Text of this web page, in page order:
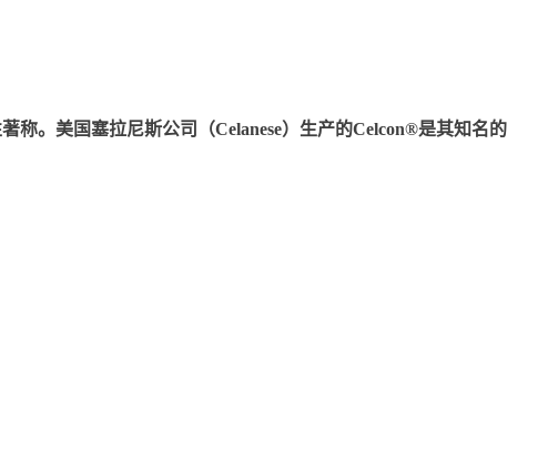
称。美国塞拉尼斯公司（Celanese）生产的Celcon®是其知名的